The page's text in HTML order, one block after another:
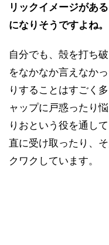
リックイメージがあ
になりそうですよね。
自分でも、殻を打ち
をなかなか言えなか
りすることはすごく
ャップに戸惑ったり
りおという役を通し
直に受け取ったり、
クワクしています。